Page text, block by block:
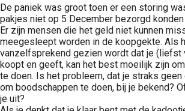
De paniek was groot toen er een storing
pakjes niet op 5 December bezorgd
Er zijn mensen die het geld niet kunnen
meegesleept worden in de koopgekte. Als
vanzelfsprekend gezien wordt dat je (liefst
koopt en geeft, kan het best moeilijk zijn
te doen. Is het probleem, dat je straks
om boodschappen te doen, bij je bekend?
je uit?